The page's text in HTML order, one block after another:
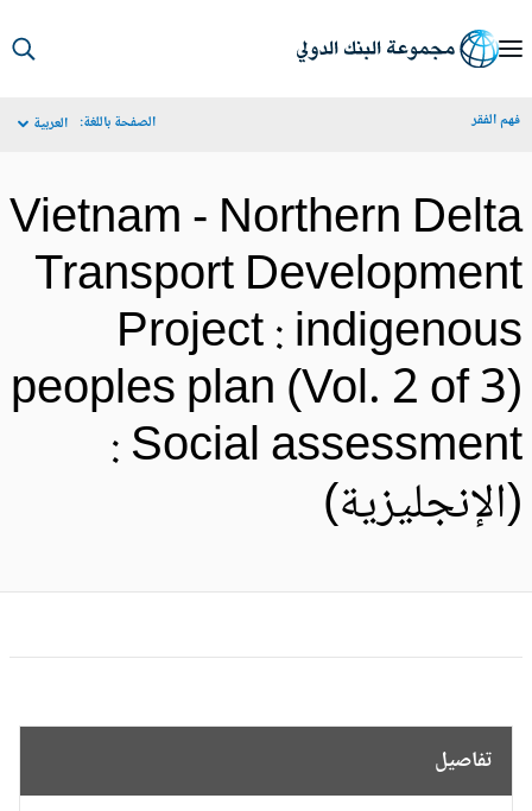
الفقر الصفحة باللغة: العربية
Vietnam - Northern
Transport
Project :
peoples plan (Vol. 2 of
: Social
تفاصيل